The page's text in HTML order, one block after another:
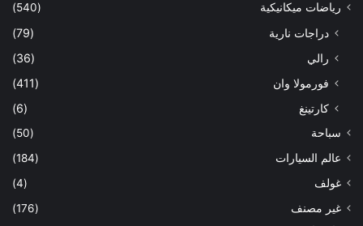
رياضات ميكانيكية
(540)
دراجات نارية
(79)
رالي
(36)
فورمولا وان
(411)
كارتينغ
(6)
سباحة
(50)
عالم السيارات
(184)
غولف
(4)
غير مصنف
(176)